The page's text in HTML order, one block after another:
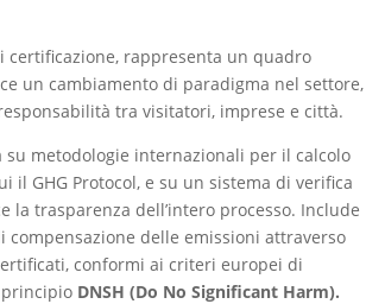
certificazione, rappresenta un quadro
un cambiamento di paradigma nel settore,
tra visitatori, imprese e città.
su metodologie internazionali per il calcolo
il GHG Protocol, e su un sistema di verifica
la trasparenza dell’intero processo. Include
compensazione delle emissioni attraverso
conformi ai criteri europei di
DNSH (Do No Significant Harm).